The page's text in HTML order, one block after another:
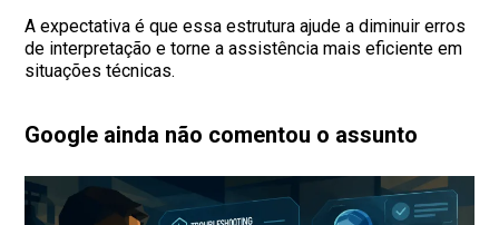
A expectativa é que essa estrutura ajude a diminuir erros
de interpretação e torne a assistência mais eficiente em
situações técnicas.
Google ainda não comentou o assunto